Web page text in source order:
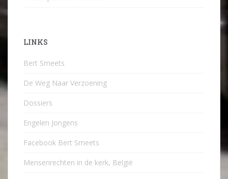
LINKS
Bert Smeets
De Weg Naar Verzoening
Dossiers
Engelen Jongens
Facebook Bert Smeets
Mensenrechten in de kerk, België